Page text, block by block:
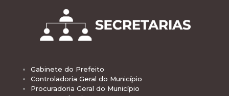
Gabinete do Prefeito
Controladoria Geral do Município
Procuradoria Geral do Município